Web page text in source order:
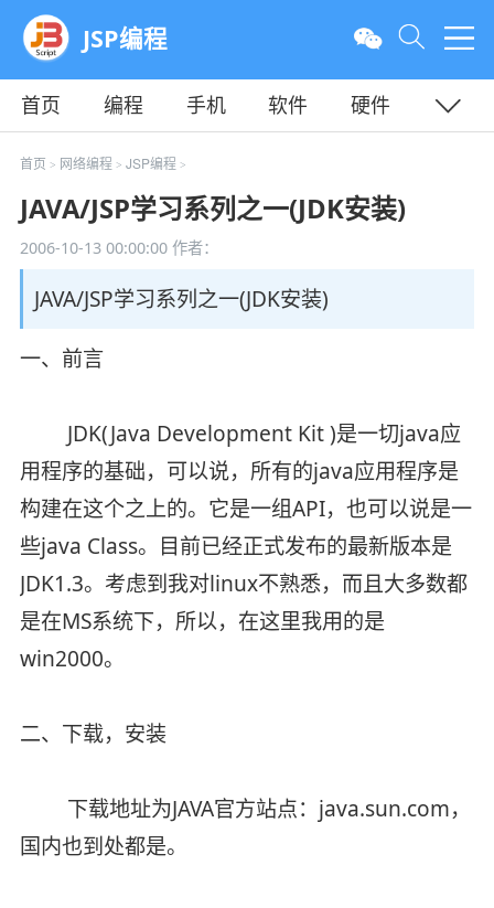
JSP编程
首页 编程 手机 软件
硬件
教程
平面 服务器
首页 > 网络编程 > JSP编程 >
JAVA/JSP学习系列之一(JDK安装)
2006-10-13 00:00:00作者：
JAVA/JSP学习系列之一(JDK安装)
一、前言
JDK(Java Development Kit )是一切java应
用程序的基础，可以说，所有的java应用程序是
构建在这个之上的。它是一组API，也可以说是一
些java Class。目前已经正式发布的最新版本是
JDK1.3。考虑到我对linux不熟悉，而且大多数都
是在MS系统下，所以，在这里我用的是
win2000。
二、下载，安装
下载地址为JAVA官方站点：java.sun.com，
国内也到处都是。